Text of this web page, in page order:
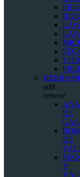
add
remove
DE
DE
Y